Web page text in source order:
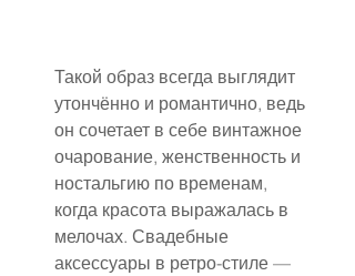
Такой образ всегда выглядит
утончённо и романтично, ведь
он сочетает в себе винтажное
очарование, женственность и
ностальгию по временам,
когда красота выражалась в
мелочах. Свадебные
аксессуары в ретро-стиле —